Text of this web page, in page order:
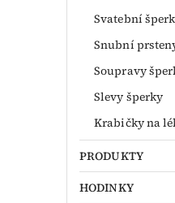
Svatební
Snubní
Soupravy
Slevy šperky
Krabičky na
PRODUKTY
HODINKY